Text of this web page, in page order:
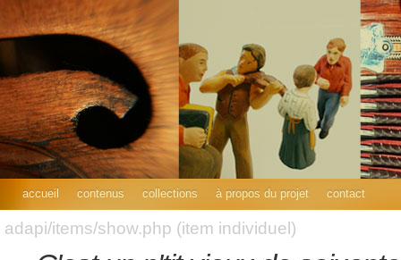
accueil contenus collections à propos du projet contact
adapi/items/show.php (item individuel)